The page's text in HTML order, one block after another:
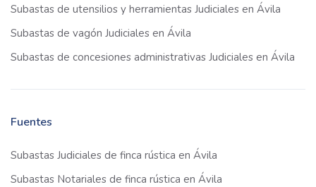
Subastas de utensilios y herramientas Judiciales en Ávila
Subastas de vagón Judiciales en Ávila
Subastas de concesiones administrativas Judiciales en Ávila
Fuentes
Subastas Judiciales de finca rústica en Ávila
Subastas Notariales de finca rústica en Ávila